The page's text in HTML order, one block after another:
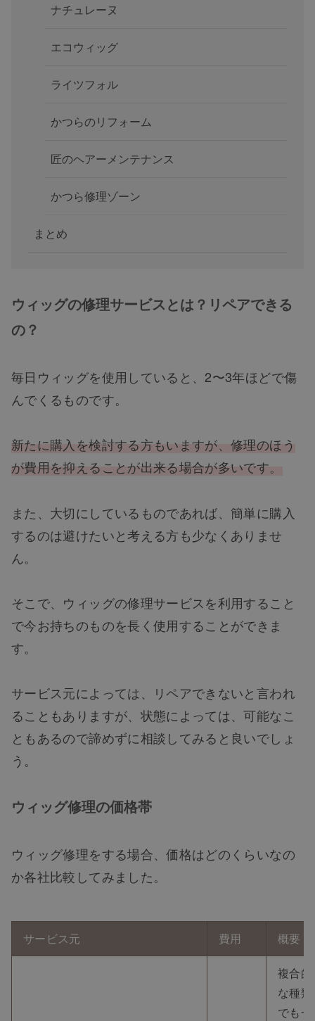
ナチュレーヌ
エコウィッグ
ライツフォル
かつらのリフォーム
匠のヘアーメンテナンス
かつら修理ゾーン
まとめ
ウィッグの修理サービスとは？リペアできる
の？
毎日ウィッグを使用していると、2〜3年ほどで傷
んでくるものです。
新たに購入を検討する方もいますが、修理のほう
が費用を抑えることが出来る場合が多いです。
また、大切にしているものであれば、簡単に購入
するのは避けたいと考える方も少なくありませ
ん。
そこで、ウィッグの修理サービスを利用すること
で今お持ちのものを長く使用することができま
す。
サービス元によっては、リペアできないと言われ
ることもありますが、状態によっては、可能なこ
ともあるので諦めずに相談してみると良いでしょ
う。
ウィッグ修理の価格帯
ウィッグ修理をする場合、価格はどのくらいなの
か各社比較してみました。
サービス元 費用 概要
複合的
な種類
でも一